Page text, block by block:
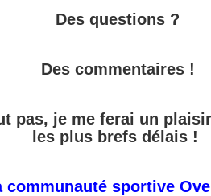
Des questions ?
Des commentaires !
pas, je me ferai un
les plus brefs délais !
communauté sportive